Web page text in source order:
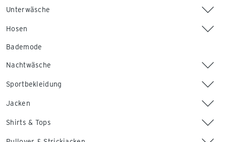
Unterwäsche
Hosen
Bademode
Nachtwäsche
Sportbekleidung
Jacken
Shirts & Tops